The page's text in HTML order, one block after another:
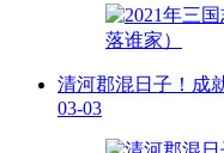
清河郡混日子！成
03-03